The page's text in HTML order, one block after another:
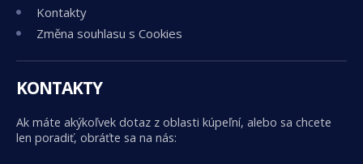
Kontakty
Změna souhlasu s Cookies
KONTAKTY
Ak máte akýkoľvek dotaz z oblasti kúpeľní, alebo sa chcete
len poradiť, obráťte sa na nás: